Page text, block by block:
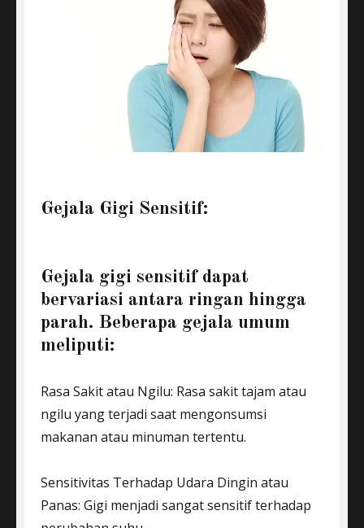
Gejala Gigi Sensitif:
Gejala gigi sensitif dapat
bervariasi antara ringan hingga
parah. Beberapa gejala umum
meliputi:
Rasa Sakit atau Ngilu: Rasa sakit tajam atau
ngilu yang terjadi saat mengonsumsi
makanan atau minuman tertentu.
Sensitivitas Terhadap Udara Dingin atau
Panas: Gigi menjadi sangat sensitif terhadap